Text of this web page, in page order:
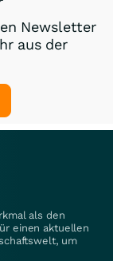
Newsletter
aus der
als den
einen aktuellen
um